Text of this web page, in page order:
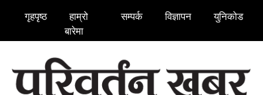
गृहपृष्ठ
हाम्रो
बारेमा
सम्पर्क विज्ञापन युनिकोड